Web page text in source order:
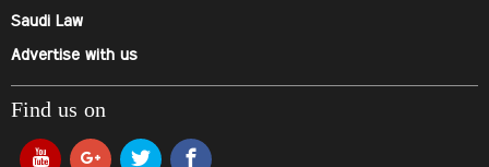
Saudi Law
Advertise with us
Find us on